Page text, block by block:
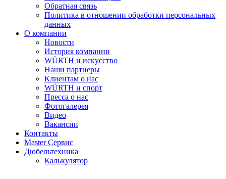
Обратная связь
Политика в отношении обработки персональных
данных
О компании
Новости
История компании
WÜRTH и искусство
Наши партнеры
Клиентам о нас
WÜRTH и спорт
Пресса о нас
Фотогалерея
Видео
Вакансии
Контакты
Master Сервис
Дюбельтехника
Калькулятор